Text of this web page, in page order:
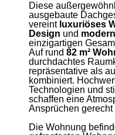
Diese
ausgebaute
vereint luxuriöses
Design und
einzigartigen
Auf rund 82 m²
durchdachtes
repräsentative als
kombiniert.
Technologien und
schaffen eine
Ansprüchen gerecht
Die Wohnung